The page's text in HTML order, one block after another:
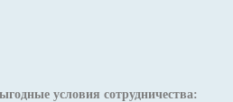
условия сотрудничества: